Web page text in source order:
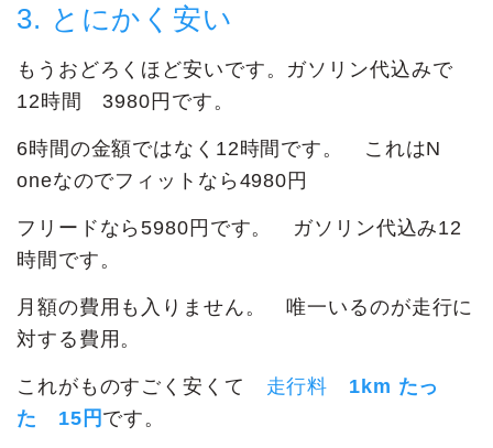
3. とにかく安い
もうおどろくほど安いです。ガソリン代込みで
12時間 3980円です。
6時間の金額ではなく12時間です。 これはN
oneなのでフィットなら4980円
フリードなら5980円です。 ガソリン代込み12
時間です。
月額の費用も入りません。 唯一いるのが走行に
対する費用。
これがものすごく安くて 走行料
1km たっ
た 15円 です。